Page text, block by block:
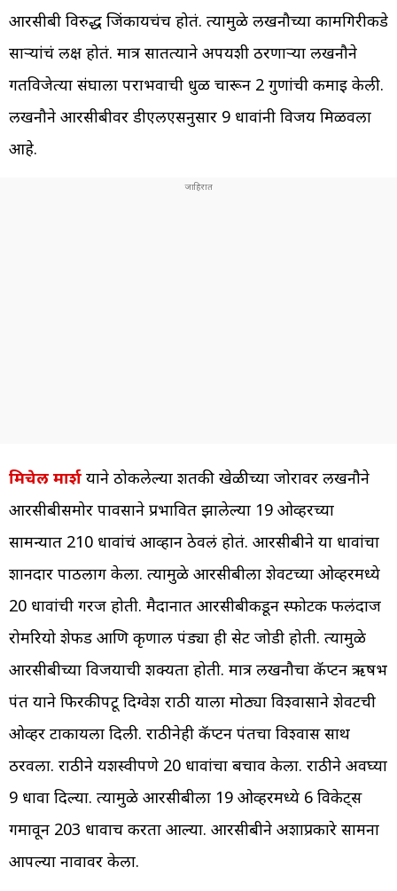
आरसीबी विरुद्ध जिंकायचंच होतं. त्यामुळे लखनौच्या कामगिरीकडे
साऱ्यांचं लक्ष होतं. मात्र सातत्याने अपयशी ठरणाऱ्या लखनौने
गतविजेत्या संघाला पराभवाची धुळ चारून 2 गुणांची कमाई केली.
लखनौने आरसीबीवर डीएलएसनुसार 9 धावांनी विजय मिळवला
आहे.
मिचेल मार्श याने ठोकलेल्या शतकी खेळीच्या जोरावर लखनौने
आरसीबीसमोर पावसाने प्रभावित झालेल्या 19 ओव्हरच्या
सामन्यात 210 धावांचं आव्हान ठेवलं होतं. आरसीबीने या धावांचा
शानदार पाठलाग केला. त्यामुळे आरसीबीला शेवटच्या ओव्हरमध्ये
20 धावांची गरज होती. मैदानात आरसीबीकडून स्फोटक फलंदाज
रोमरियो शेफर्ड आणि कृणाल पंड्या ही सेट जोडी होती. त्यामुळे
आरसीबीच्या विजयाची शक्यता होती. मात्र लखनौचा कॅप्टन ऋषभ
पंत याने फिरकीपटू दिग्वेश राठी याला मोठ्या विश्वासाने शेवटची
ओव्हर टाकायला दिली. राठीनेही कॅप्टन पंतचा विश्वास सार्थ
ठरवला. राठीने यशस्वीपणे 20 धावांचा बचाव केला. राठीने अवघ्या
9 धावा दिल्या. त्यामुळे आरसीबीला 19 ओव्हरमध्ये 6 विकेट्स
गमावून 203 धावाच करता आल्या. आरसीबीने अशाप्रकारे सामना
आपल्या नावावर केला.